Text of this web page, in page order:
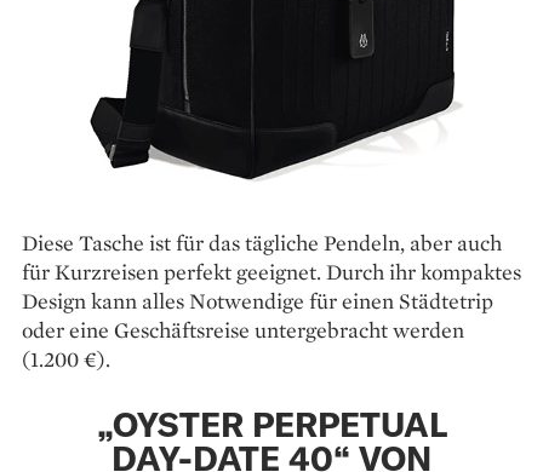
Diese Tasche ist für das tägliche Pendeln, aber auch
für Kurzreisen perfekt geeignet. Durch ihr kompaktes
Design kann alles Notwendige für einen Städtetrip
oder eine Geschäftsreise untergebracht werden
(1.200 €).
„OYSTER PERPETUAL
DAY-DATE 40“ VON